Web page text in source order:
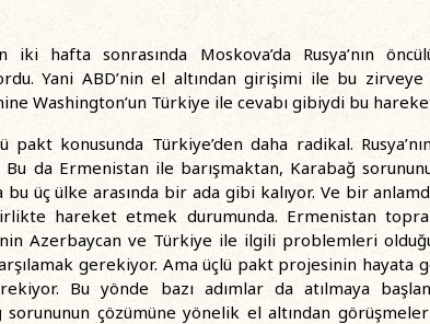
iki hafta sonrasında Moskova’da Rusya’nın
Yani ABD’nin el altından girişimi ile bu
Washington’un Türkiye ile cevabı gibiydi bu
pakt konusunda Türkiye’den daha radikal.
da Ermenistan ile barışmaktan, Karabağ
üç ülke arasında bir ada gibi kalıyor. Ve bir
hareket etmek durumunda. Ermenistan
Azerbaycan ve Türkiye ile ilgili problemleri olduğu
gerekiyor. Ama üçlü pakt projesinin hayata
Bu yönde bazı adımlar da atılmaya
sorununun çözümüne yönelik el altından